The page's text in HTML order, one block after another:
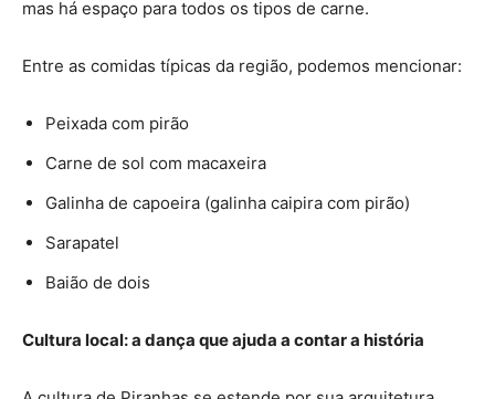
mas há espaço para todos os tipos de carne.
Entre as comidas típicas da região, podemos mencionar:
Peixada com pirão
Carne de sol com macaxeira
Galinha de capoeira (galinha caipira com pirão)
Sarapatel
Baião de dois
Cultura local: a dança que ajuda a contar a história